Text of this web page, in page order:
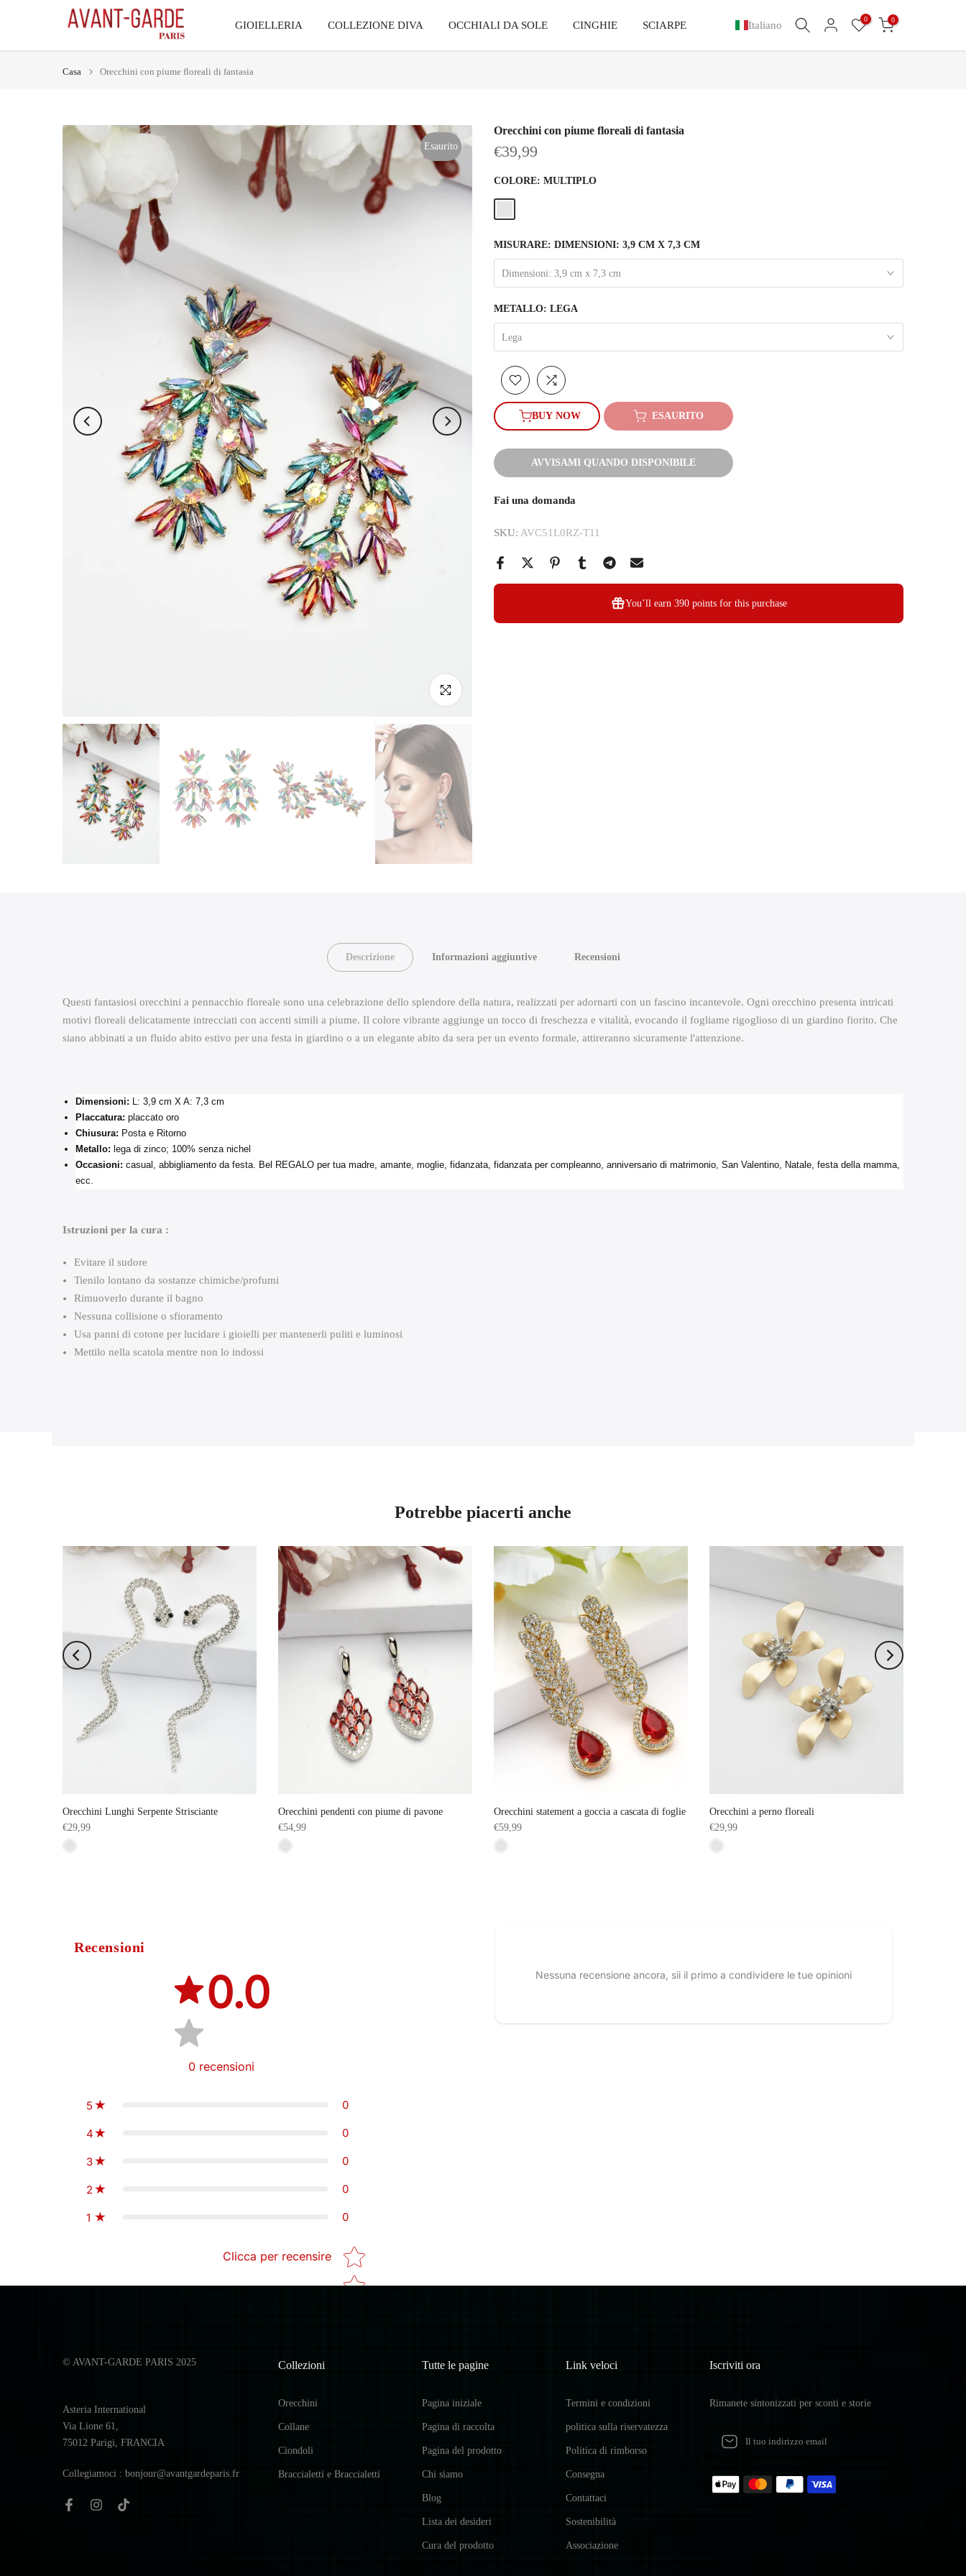
contenuto
GIOIELLERIA COLLEZIONE DIVA OCCHIALI DA SOLE CINGHIE SCIARPE Italiano 0 0
Casa Orecchini con piume floreali di fantasia
Esaurito
Clicca per ingrandire
Orecchini con piume floreali di fantasia
€39,99
COLORE: MULTIPLO
MISURARE: DIMENSIONI: 3,9 CM X 7,3 CM
Dimensioni: 3,9 cm x 7,3 cm
METALLO: LEGA
Lega
BUY NOW ESAURITO
AVVISAMI QUANDO DISPONIBILE
Fai una domanda
SKU: AVC51L0RZ-T11
You’ll earn 390 pointsfor this purchase
Descrizione Informazioni aggiuntive Recensioni
Questi fantasiosi orecchini a pennacchio floreale sono una celebrazione dello splendore della natura, realizzati per adornarti con un fascino incantevole. Ogni orecchino presenta intricati
motivi floreali delicatamente intrecciati con accenti simili a piume. Il colore vibrante aggiunge un tocco di freschezza e vitalità, evocando il fogliame rigoglioso di un giardino fiorito. Che
siano abbinati a un fluido abito estivo per una festa in giardino o a un elegante abito da sera per un evento formale, attireranno sicuramente l'attenzione.
Dimensioni: L: 3,9 cm X A: 7,3 cm
Placcatura: placcato oro
Chiusura: Posta e Ritorno
Metallo: lega di zinco; 100% senza nichel
Occasioni: casual, abbigliamento da festa. Bel REGALO per tua madre, amante, moglie, fidanzata, fidanzata per compleanno, anniversario di matrimonio, San Valentino, Natale, festa della mamma,
ecc.
Istruzioni per la cura :
Evitare il sudore
Tienilo lontano da sostanze chimiche/profumi
Rimuoverlo durante il bagno
Nessuna collisione o sfioramento
Usa panni di cotone per lucidare i gioielli per mantenerli puliti e luminosi
Mettilo nella scatola mentre non lo indossi
Potrebbe piacerti anche
Orecchini Lunghi Serpente Strisciante
€29,99
Orecchini pendenti con piume di pavone
€54,99
Orecchini statement a goccia a cascata di foglie
€59,99
Orecchini a perno floreali
€29,99
Recensioni
0.0
0 recensioni
5 0
4 0
3 0
2 0
1 0
Clicca per recensire Star rating
Nessuna recensione ancora, sii il primo a condividere le tue opinioni
© AVANT-GARDE PARIS 2025
Asteria International
Via Lione 61,
75012 Parigi, FRANCIA
Collegiamoci : bonjour@avantgardeparis.fr
Collezioni
Orecchini
Collane
Ciondoli
Braccialetti e Braccialetti
Tutte le pagine
Pagina iniziale
Pagina di raccolta
Pagina del prodotto
Chi siamo
Blog
Lista dei desideri
Cura del prodotto
Link veloci
Termini e condizioni
politica sulla riservatezza
Politica di rimborso
Consegna
Contattaci
Sostenibilità
Associazione
Iscriviti ora
Rimanete sintonizzati per sconti e storie